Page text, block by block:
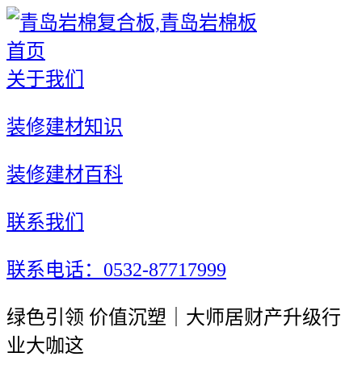
首页
关于我们
装修建材知识
装修建材百科
联系我们
联系电话：0532-87717999
绿色引领 价值沉塑｜大师居财产升级行
业大咖这